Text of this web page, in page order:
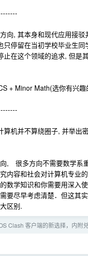
向, 其本身和现代应用接
停留在当初学校毕业生
在这个领域的追求, 但是
+ Minor Math(选你有兴
机并不算绕圈子, 并举出
, 很多方向不需要数学系
内容和社会对计算机专
数学知识和你需要用深入
要尽早考虑清楚．但这其
区别.
Clash 客户端的新选择，内附